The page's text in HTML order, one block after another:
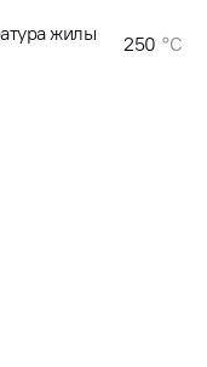
жилы
250 °C